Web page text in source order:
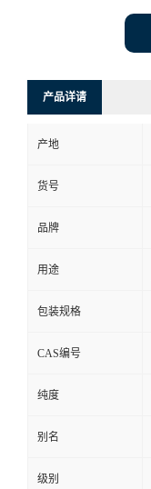
产品详请
产地
货号
品牌
用途
包装规格
CAS编号
纯度
别名
级别